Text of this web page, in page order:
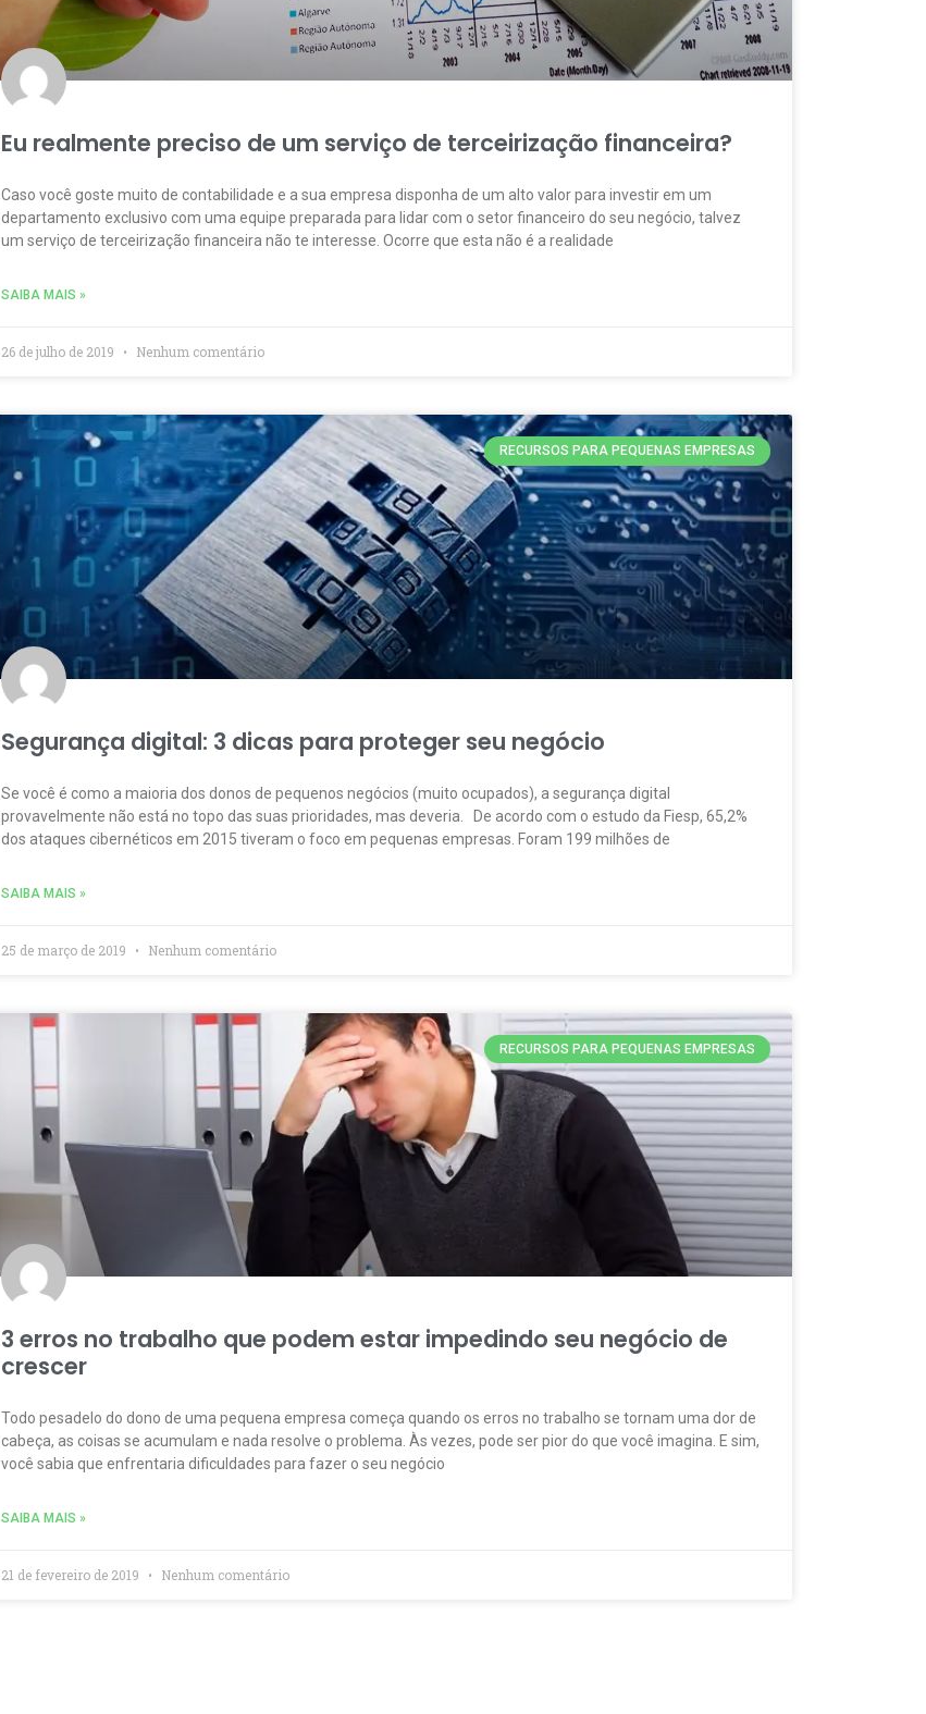
Eu realmente preciso de um serviço de terceirização financeira?
Caso você goste muito de contabilidade e a sua empresa disponha de um alto valor para investir em um
departamento exclusivo com uma equipe preparada para lidar com o setor financeiro do seu negócio, talvez
um serviço de terceirização financeira não te interesse. Ocorre que esta não é a realidade
SAIBA MAIS »
26 de julho de 2019 Nenhum comentário
RECURSOS PARA PEQUENAS EMPRESAS
Segurança digital: 3 dicas para proteger seu negócio
Se você é como a maioria dos donos de pequenos negócios (muito ocupados), a segurança digital
provavelmente não está no topo das suas prioridades, mas deveria. De acordo com o estudo da Fiesp, 65,2%
dos ataques cibernéticos em 2015 tiveram o foco em pequenas empresas. Foram 199 milhões de
SAIBA MAIS »
25 de março de 2019 Nenhum comentário
RECURSOS PARA PEQUENAS EMPRESAS
3 erros no trabalho que podem estar impedindo seu negócio de
crescer
Todo pesadelo do dono de uma pequena empresa começa quando os erros no trabalho se tornam uma dor de
cabeça, as coisas se acumulam e nada resolve o problema. Às vezes, pode ser pior do que você imagina. E sim,
você sabia que enfrentaria dificuldades para fazer o seu negócio
SAIBA MAIS »
21 de fevereiro de 2019 Nenhum comentário